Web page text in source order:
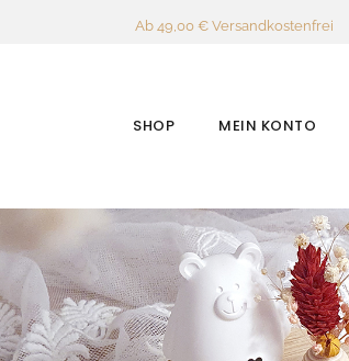
Ab 49,00 € Versandkostenfrei
SHOP MEIN KONTO